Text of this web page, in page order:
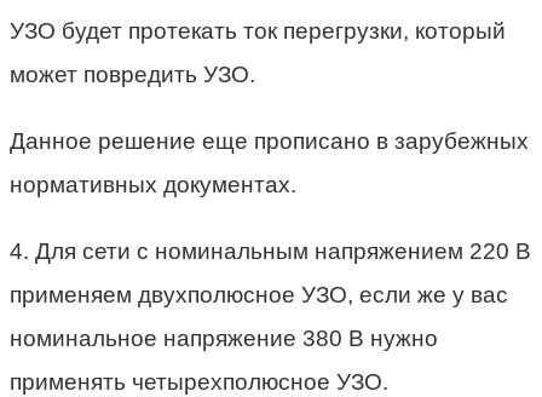
УЗО будет протекать ток перегрузки, который
может повредить УЗО.
Данное решение еще прописано в зарубежных
нормативных документах.
4. Для сети с номинальным напряжением 220 В
применяем двухполюсное УЗО, если же у вас
номинальное напряжение 380 В нужно
применять четырехполюсное УЗО.